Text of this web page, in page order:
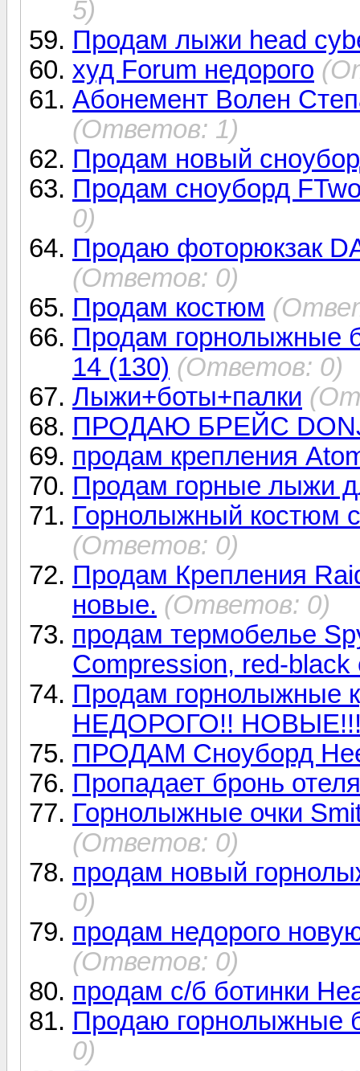
5)
Продам лыжи head
худ Forum недорого
Абонемент Волен
(Ответов: 1)
Продам новый
Продам сноуборд
0)
Продаю фоторюкзак
(Ответов: 0)
Продам костюм
Продам горнолыжные
14 (130) (Ответов: 0)
Лыжи+боты+палки
ПРОДАЮ БРЕЙС
продам крепления
Продам горные лыжи
Горнолыжный костюм
(Ответов: 0)
Продам Крепления
новые. (Ответов: 0)
продам термобелье
Compression, red-black
Продам горнолыжные
НЕДОРОГО!!
ПРОДАМ Сноуборд
Пропадает бронь
Горнолыжные очки
(Ответов: 0)
продам новый
0)
продам недорого
(Ответов: 0)
продам с/б ботинки
Продаю горнолыжные
0)